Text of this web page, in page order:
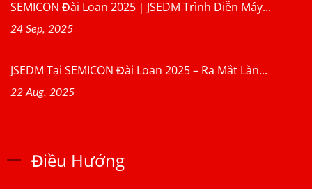
SEMICON Đài Loan 2025｜JSEDM Trình Diễn Máy...
24 Sep, 2025
JSEDM Tại SEMICON Đài Loan 2025 – Ra Mắt Lần...
22 Aug, 2025
Điều Hướng